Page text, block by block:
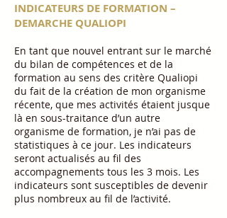
INDICATEURS DE FORMATION –
DEMARCHE QUALIOPI
En tant que nouvel entrant sur le marché
du bilan de compétences et de la
formation au sens des critère Qualiopi
du fait de la création de mon organisme
récente, que mes activités étaient jusque
là en sous-traitance d’un autre
organisme de formation, je n’ai pas de
statistiques à ce jour. Les indicateurs
seront actualisés au fil des
accompagnements tous les 3 mois. Les
indicateurs sont susceptibles de devenir
plus nombreux au fil de l’activité.